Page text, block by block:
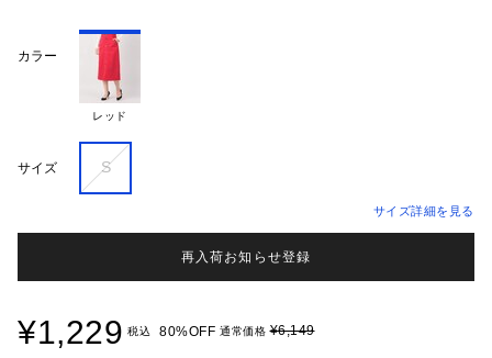
カラー
レッド
サイズ S
サイズ詳細を見る
再入荷お知らせ登録
¥1,229 税込 80%OFF 通常価格¥6,149